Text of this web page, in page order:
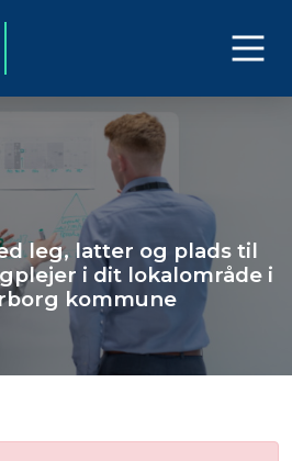
leg, latter og plads til
i dit lokalområde i
kommune